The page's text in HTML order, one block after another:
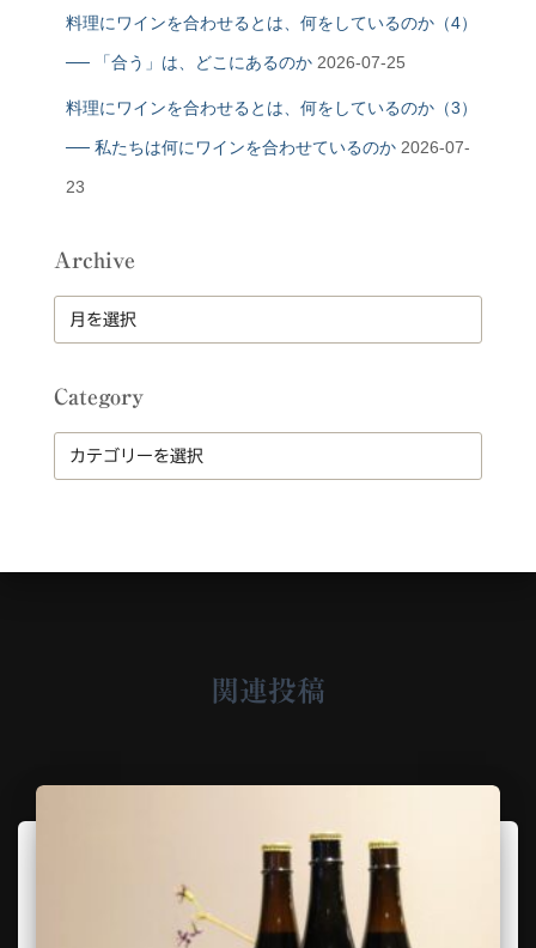
料理にワインを合わせるとは、何をしているのか（4）
── 「合う」は、どこにあるのか 2026-07-25
料理にワインを合わせるとは、何をしているのか（3）
── 私たちは何にワインを合わせているのか 2026-07-
23
Archive
h
v
Category
o
関連投稿